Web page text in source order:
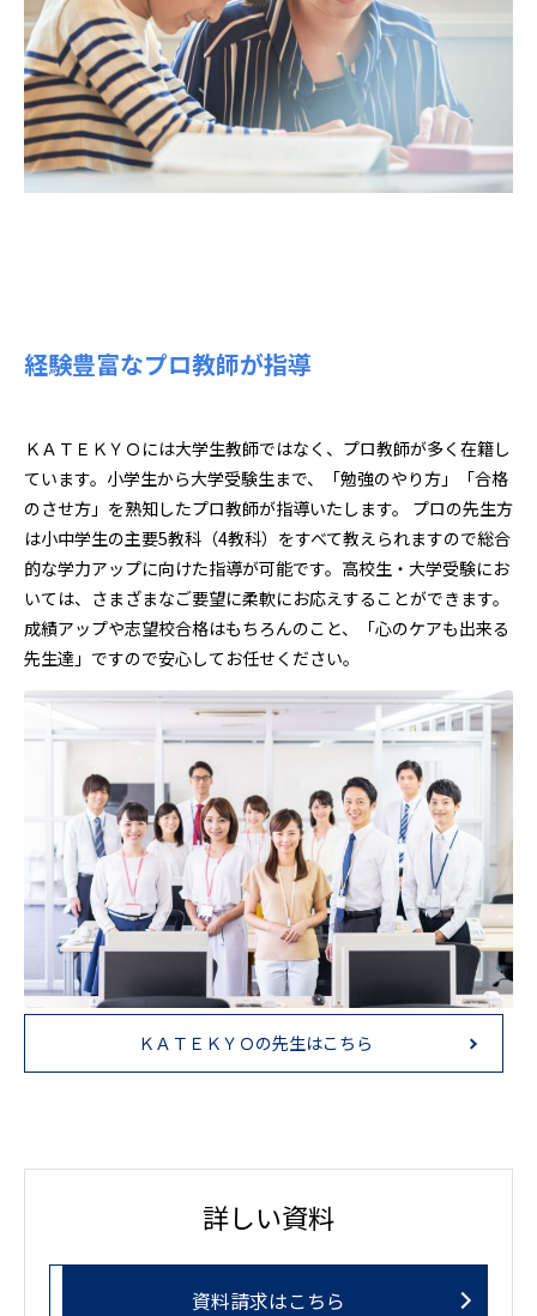
経験豊富なプロ教師が指導
ＫＡＴＥＫＹＯには大学生教師ではなく、プロ教師が多く在籍し
ています。小学生から大学受験生まで、「勉強のやり方」「合格
のさせ方」を熟知したプロ教師が指導いたします。 プロの先生方
は小中学生の主要5教科（4教科）をすべて教えられますので総合
的な学力アップに向けた指導が可能です。高校生・大学受験にお
いては、さまざまなご要望に柔軟にお応えすることができます。
成績アップや志望校合格はもちろんのこと、「心のケアも出来る
先生達」ですので安心してお任せください。
ＫＡＴＥＫＹＯの先生はこちら
詳しい資料
資料請求はこちら